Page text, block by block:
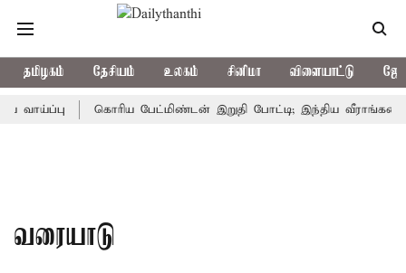
தமிழகம் தேசியம் உலகம் சினிமா விளையாட்டு
வாய்ப்பு கொரிய பேட்மிண்டன் இறுதி போட்டி; இந்திய
வரையாடு